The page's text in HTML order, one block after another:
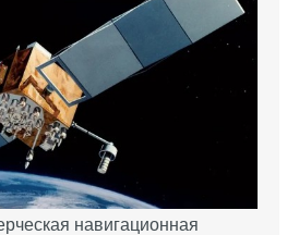
навигационная